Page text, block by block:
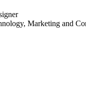
Marketing and